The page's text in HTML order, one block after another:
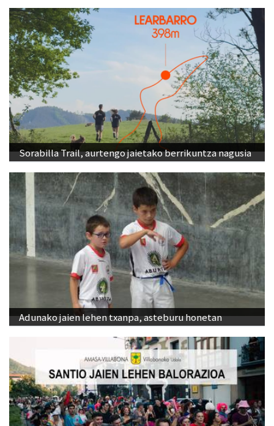
Sorabilla Trail, aurtengo jaietako berrikuntza nagusia
Adunako jaien lehen txanpa, asteburu honetan